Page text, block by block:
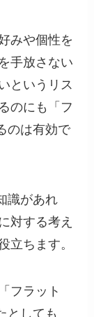
みや個性を
手放さない
というリス
のにも「フ
のは有効で
識があれ
対する考え
立ちます。
フラット
としても